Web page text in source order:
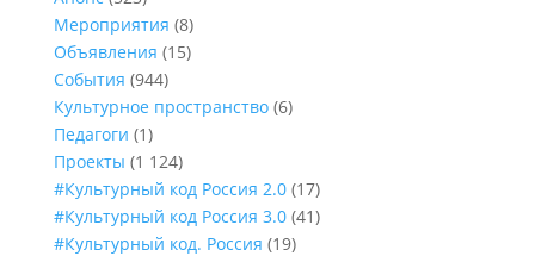
Мероприятия (8)
Объявления (15)
События (944)
Культурное пространство(6)
Педагоги (1)
Проекты (1 124)
#Культурный код Россия 2.0(17)
#Культурный код Россия 3.0(41)
#Культурный код. Россия (19)